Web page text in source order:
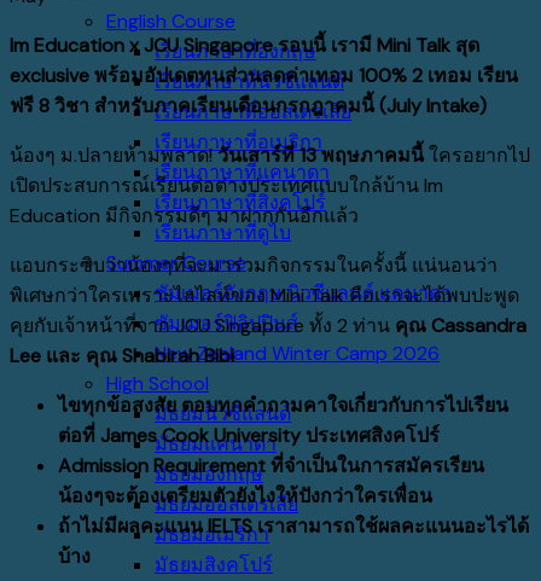
English Course
เรียนภาษาที่อังกฤษ
เรียนภาษาที่นิวซีแลนด์
เรียนภาษาที่ออสเตรเลีย
เรียนภาษาที่อเมริกา
เรียนภาษาที่แคนาดา
เรียนภาษาที่สิงคโปร์
เรียนภาษาที่ดูไบ
Summer Course
ซัมเมอร์อังกฤษ นิวซีแลนด์ แคนาดา
ซัมเมอร์ฟิลิปปินส์
New Zealand Winter Camp 2026
High School
มัธยมนิวซีแลนด์
มัธยมแคนาดา
มัธยมอังกฤษ
มัธยมออสเตรเลีย
มัธยมอเมริกา
มัธยมสิงคโปร์
Im Education x JCU Singaporeรอบนี้ เรามี Mini Talk สุด
exclusiveพร้อมอัปเดตทุนส่วนลดค่าเทอม 100% 2 เทอม เรียน
ฟรี8วิชา สำหรับภาคเรียนเดือนกรกฎาคมนี้(July Intake)
น้องๆ ม.ปลายห้ามพลาด!วันเสาร์ที่13พฤษภาคมนี้ใครอยากไป
เปิดประสบการณ์เรียนต่อต่างประเทศแบบใกล้บ้าน Im
Education มีกิจกรรมดีๆ มาฝากกันอีกแล้ว
แอบกระซิบว่าน้องๆที่จะมาร่วมกิจกรรมในครั้งนี้ แน่นอนว่า
พิเศษกว่าใครเพราะไฮไลท์ของ Mini Talk คือเราจะได้พบปะพูด
คุยกับเจ้าหน้าที่จาก JCU Singapore ทั้ง 2 ท่าน คุณCassandra
Lee และ คุณ Shabirah Bibi
ไขทุกข้อสงสัย ตอบทุกคำถามคาใจเกี่ยวกับการไปเรียน
ต่อที่ James Cook University ประเทศสิงคโปร์
Admission Requirement ที่จำเป็นในการสมัครเรียน
น้องๆจะต้องเตรียมตัวยังไงให้ปังกว่าใครเพื่อน
ถ้าไม่มีผลคะแนนIELTS เราสามารถใช้ผลคะแนนอะไรได้
บ้าง